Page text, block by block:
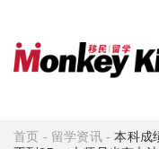
首页 - 留学资讯-本科成